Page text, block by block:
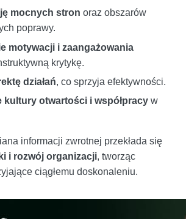
mocnych stron oraz obszarów
poprawy.
motywacji i zaangażowania
krytykę.
działań, co sprzyja efektywności.
kultury otwartości i współpracy w
informacji zwrotnej przekłada się
i rozwój organizacji, tworząc
ciągłemu doskonaleniu.